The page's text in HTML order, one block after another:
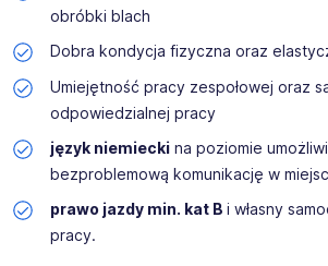
prowadzących agencje zatrudnienia - nr
Zapraszamy - sprawdź nas!
Klient jest renomowanym producentem
długich pras krawędziowych oraz
dwustronnych, które każdego dnia
maszyny łączą wysoką wydajność
obróbki blach
Dobra kondycja fizyczna oraz
Umiejętność pracy zespołowej oraz
odpowiedzialnej pracy
język niemieckina poziomie
bezproblemową komunikację w
prawo jazdy min. kat B i własny
pracy.